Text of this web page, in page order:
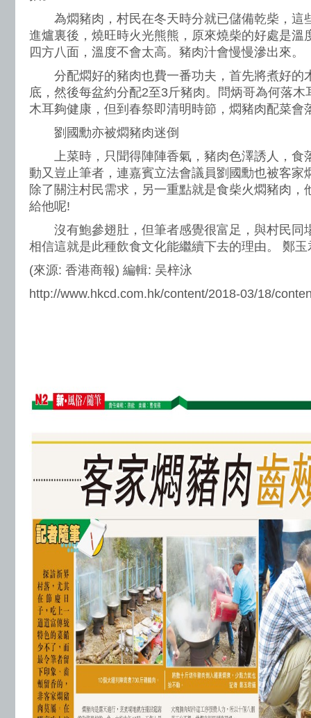
為燜豬肉，村民在冬天時分就已儲備乾柴，這
進爐裏後，燒旺時火光熊熊，原來燒柴的好處是溫
四方八面，溫度不會太高。豬肉汁會慢慢滲出來。
分配燜好的豬肉也費一番功夫，首先將煮好的
底，然後每盆約分配2至3斤豬肉。問炳哥為何落
木耳夠健康，但到春祭即清明時節，燜豬肉配菜會
劉國勳亦被燜豬肉迷倒
上菜時，只聞得陣陣香氣，豬肉色澤誘人，食
動又豈止筆者，連嘉賓立法會議員劉國勳也被客家
除了關注村民需求，另一重點就是食柴火燜豬肉，
給他呢!
沒有鮑參翅肚，但筆者感覺很富足，與村民同
相信這就是此種飲食文化能繼續下去的理由。 鄭玉
(來源: 香港商報) 編輯: 吴梓泳
http://www.hkcd.com.hk/content/2018-03/18/